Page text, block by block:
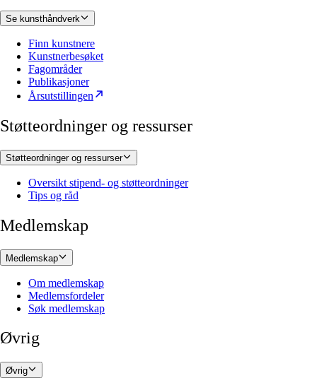
Se kunsthåndverk
Finn kunstnere
Kunstnerbesøket
Fagområder
Publikasjoner
Årsutstillingen
Støtteordninger og ressurser
Støtteordninger og ressurser
Oversikt stipend- og støtteordninger
Tips og råd
Medlemskap
Medlemskap
Om medlemskap
Medlemsfordeler
Søk medlemskap
Øvrig
Øvrig